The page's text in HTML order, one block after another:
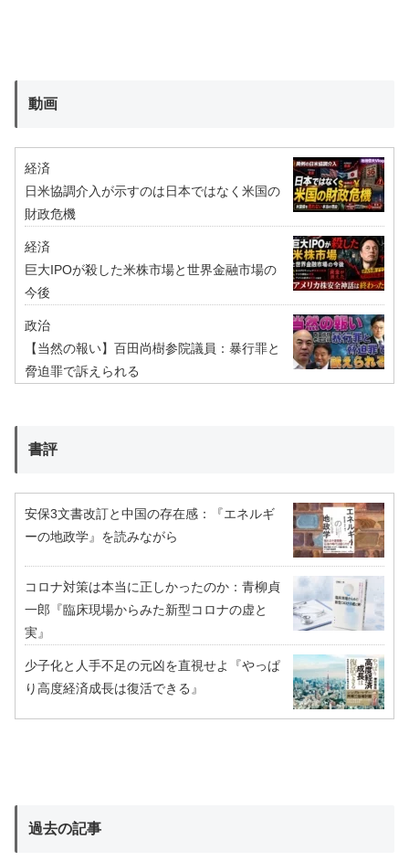
動画
経済
日米協調介入が示すのは日本ではなく米国の
財政危機
経済
巨大IPOが殺した米株市場と世界金融市場の
今後
政治
【当然の報い】百田尚樹参院議員：暴行罪と
脅迫罪で訴えられる
書評
安保3文書改訂と中国の存在感：『エネルギ
ーの地政学』を読みながら
コロナ対策は本当に正しかったのか：青柳貞
一郎『臨床現場からみた新型コロナの虚と
実』
少子化と人手不足の元凶を直視せよ『やっぱ
り高度経済成長は復活できる』
過去の記事